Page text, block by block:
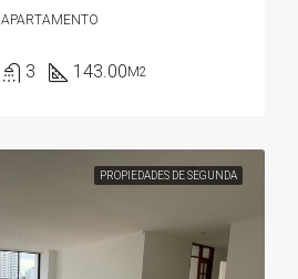
APARTAMENTO
3 143.00M2
PROPIEDADES DE SEGUNDA